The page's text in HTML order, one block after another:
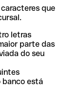
que
letras
parte das
do seu
banco está